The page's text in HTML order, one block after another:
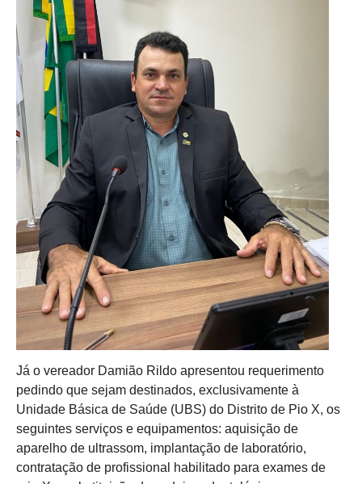
Já o vereador Damião Rildo apresentou requerimento
pedindo que sejam destinados, exclusivamente à
Unidade Básica de Saúde (UBS) do Distrito de Pio X, os
seguintes serviços e equipamentos: aquisição de
aparelho de ultrassom, implantação de laboratório,
contratação de profissional habilitado para exames de